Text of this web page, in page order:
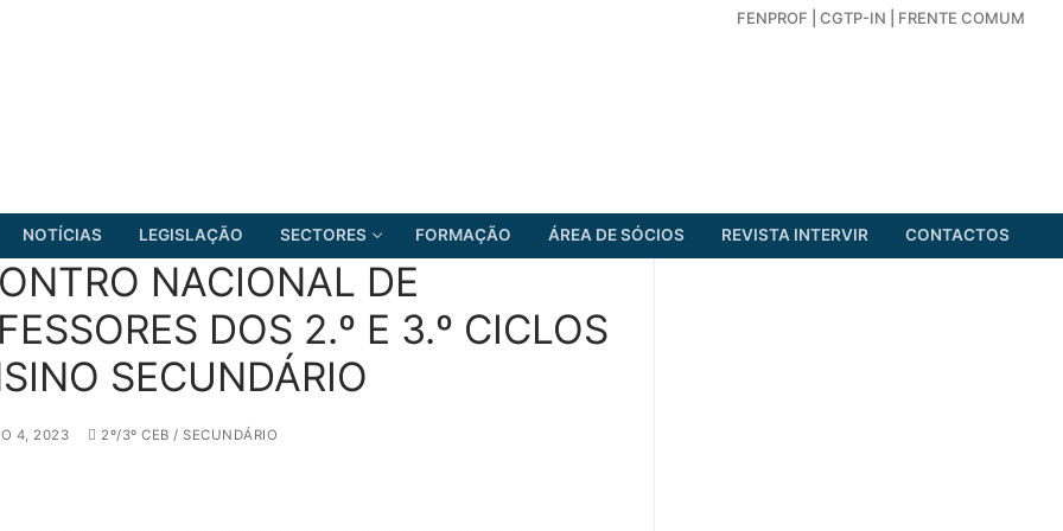
FENPROF CGTP-IN FRENTE COMUM
NOTÍCIAS LEGISLAÇÃO SECTORES FORMAÇÃO ÁREA DE SÓCIOS REVISTA INTERVIR CONTACTOS
FRENTE COMUM
NACIONAL DE
DOS 2.º E 3.º CICLOS
SECUNDÁRIO
4, 2023 2º/3º CEB / SECUNDÁRIO